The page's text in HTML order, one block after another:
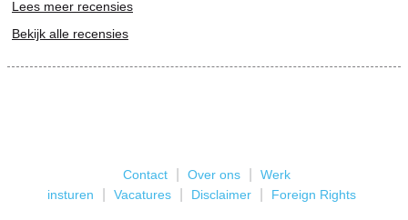
Lees meer recensies
Bekijk alle recensies
Contact Over ons
Werk
insturen
Vacatures Disclaimer Foreign Rights